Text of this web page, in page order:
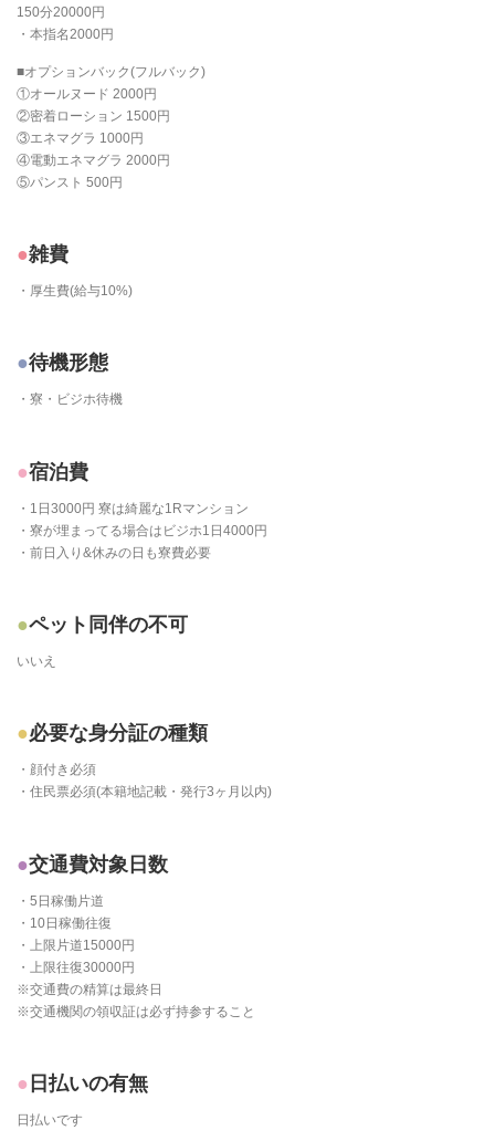
150分20000円
・本指名2000円
■オプションバック(フルバック)
①オールヌード 2000円
②密着ローション 1500円
③エネマグラ 1000円
④電動エネマグラ 2000円
⑤パンスト 500円
雑費
・厚生費(給与10%)
待機形態
・寮・ビジホ待機
宿泊費
・1日3000円 寮は綺麗な1Rマンション
・寮が埋まってる場合はビジホ1日4000円
・前日入り&休みの日も寮費必要
ペット同伴の不可
いいえ
必要な身分証の種類
・顔付き必須
・住民票必須(本籍地記載・発行3ヶ月以内)
交通費対象日数
・5日稼働片道
・10日稼働往復
・上限片道15000円
・上限往復30000円
※交通費の精算は最終日
※交通機関の領収証は必ず持参すること
日払いの有無
日払いです